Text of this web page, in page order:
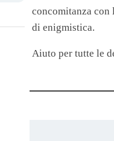
concomitanza
di enigmistica.
Aiuto per tutte le